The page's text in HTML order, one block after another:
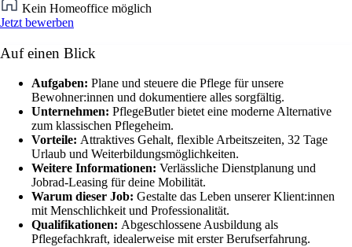
Kein Homeoffice möglich
Jetzt bewerben
Auf einen Blick
Aufgaben: Plane und steuere die Pflege für unsere
Bewohner:innen und dokumentiere alles sorgfältig.
Unternehmen: PflegeButler bietet eine moderne Alternative
zum klassischen Pflegeheim.
Vorteile: Attraktives Gehalt, flexible Arbeitszeiten, 32 Tage
Urlaub und Weiterbildungsmöglichkeiten.
Weitere Informationen: Verlässliche Dienstplanung und
Jobrad-Leasing für deine Mobilität.
Warum dieser Job: Gestalte das Leben unserer Klient:innen
mit Menschlichkeit und Professionalität.
Qualifikationen: Abgeschlossene Ausbildung als
Pflegefachkraft, idealerweise mit erster Berufserfahrung.